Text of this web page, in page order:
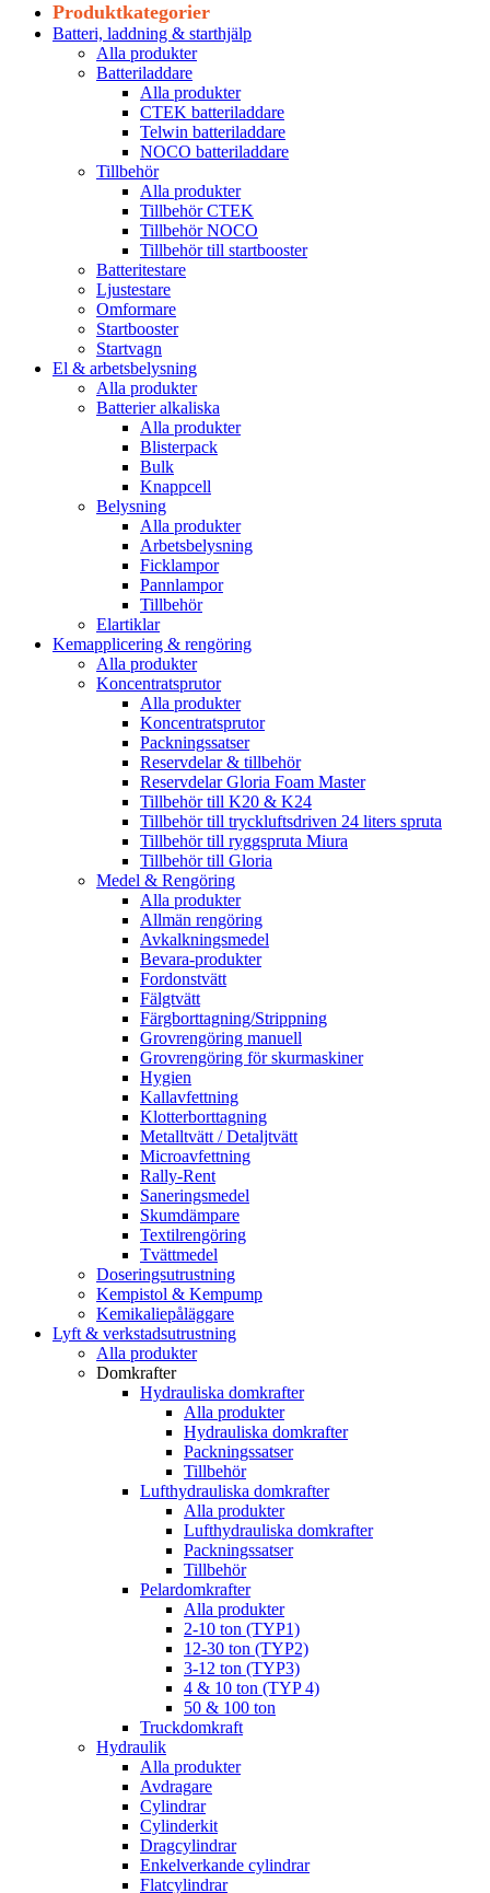
Produktkategorier
Batteri, laddning & starthjälp
Alla produkter
Batteriladdare
Alla produkter
CTEK batteriladdare
Telwin batteriladdare
NOCO batteriladdare
Tillbehör
Alla produkter
Tillbehör CTEK
Tillbehör NOCO
Tillbehör till startbooster
Batteritestare
Ljustestare
Omformare
Startbooster
Startvagn
El & arbetsbelysning
Alla produkter
Batterier alkaliska
Alla produkter
Blisterpack
Bulk
Knappcell
Belysning
Alla produkter
Arbetsbelysning
Ficklampor
Pannlampor
Tillbehör
Elartiklar
Kemapplicering & rengöring
Alla produkter
Koncentratsprutor
Alla produkter
Koncentratsprutor
Packningssatser
Reservdelar & tillbehör
Reservdelar Gloria Foam Master
Tillbehör till K20 & K24
Tillbehör till tryckluftsdriven 24 liters spruta
Tillbehör till ryggspruta Miura
Tillbehör till Gloria
Medel & Rengöring
Alla produkter
Allmän rengöring
Avkalkningsmedel
Bevara-produkter
Fordonstvätt
Fälgtvätt
Färgborttagning/Strippning
Grovrengöring manuell
Grovrengöring för skurmaskiner
Hygien
Kallavfettning
Klotterborttagning
Metalltvätt / Detaljtvätt
Microavfettning
Rally-Rent
Saneringsmedel
Skumdämpare
Textilrengöring
Tvättmedel
Doseringsutrustning
Kempistol & Kempump
Kemikaliepåläggare
Lyft & verkstadsutrustning
Alla produkter
Domkrafter
Hydrauliska domkrafter
Alla produkter
Hydrauliska domkrafter
Packningssatser
Tillbehör
Lufthydrauliska domkrafter
Alla produkter
Lufthydrauliska domkrafter
Packningssatser
Tillbehör
Pelardomkrafter
Alla produkter
2-10 ton (TYP1)
12-30 ton (TYP2)
3-12 ton (TYP3)
4 & 10 ton (TYP 4)
50 & 100 ton
Truckdomkraft
Hydraulik
Alla produkter
Avdragare
Cylindrar
Cylinderkit
Dragcylindrar
Enkelverkande cylindrar
Flatcylindrar